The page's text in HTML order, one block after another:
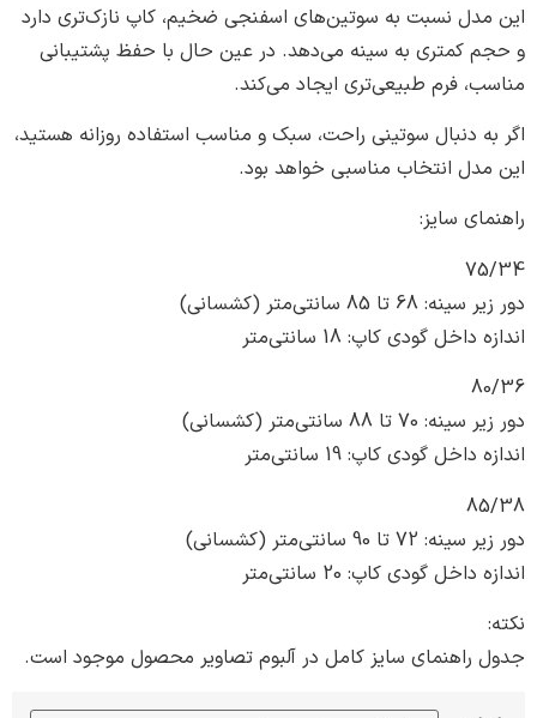
نسبت به سوتین‌های اسفنجی ضخیم، کاپ نازک‌تری دارد
کمتری به سینه می‌دهد. در عین حال با حفظ پشتیبانی
فرم طبیعی‌تری ایجاد می‌کند.
دنبال سوتینی راحت، سبک و مناسب استفاده روزانه هستید،
انتخاب مناسبی خواهد بود.
سایز:
85 سانتی‌متر (کشسانی)
گودی کاپ: 18 سانتی‌متر
88 سانتی‌متر (کشسانی)
گودی کاپ: 19 سانتی‌متر
90 سانتی‌متر (کشسانی)
گودی کاپ: 20 سانتی‌متر
سایز کامل در آلبوم تصاویر محصول موجود است.